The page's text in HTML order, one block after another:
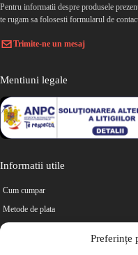
Preferințe
Pentru informatii despre produsele
te rugam sa folosesti formularul de
Trimite-ne un mesaj
Mentiuni legale
Informatii utile
Cum cumpar
Metode de plata